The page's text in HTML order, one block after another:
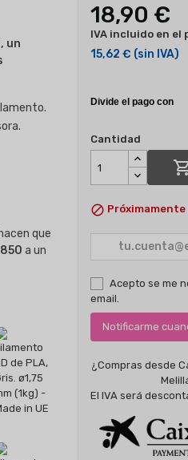
un
que
a un
18,90 €
15,62 € (sin IVA)
IVA incluido en el
Cantidad
 Próximamente
Acepto se me
email.
Notificarme
¿Compras desde
El IVA será